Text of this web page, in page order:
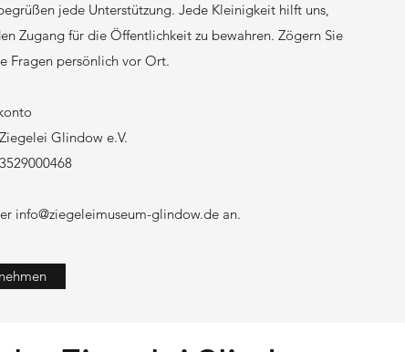
jede Unterstützung. Jede Kleinigkeit hilft uns,
Zugang für die Öffentlichkeit zu bewahren. Zögern Sie
Fragen persönlich vor Ort.
Glindow e.V.
info@ziegeleimuseum-glindow.de an.